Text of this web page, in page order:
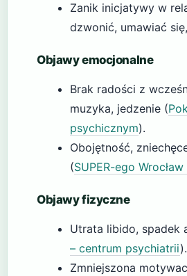
Zanik inicjatywy w
dzwonić, umawiać
Objawy emocjonalne
Brak radości z
muzyka, jedzenie (
psychicznym).
Obojętność,
(SUPER-ego
Objawy fizyczne
Utrata libido, spadek
– centrum psychiatrii).
Zmniejszona